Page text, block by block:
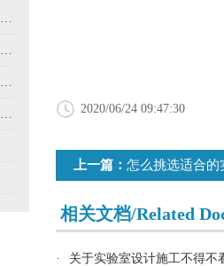
· 关于实验室设计施工不得不看的几个要点
· 了解实验室通风柜实验台等家具容易受潮怎么办呢
· 确定实验室工作台安装位置需要考虑哪些因素
· 你知道怎么操作实验室通风柜的变风量吗 2020/06/24 09:47:30
上一篇： 怎么挑选适合的
相关文档/Related
· 关于实验室设计施工不得不